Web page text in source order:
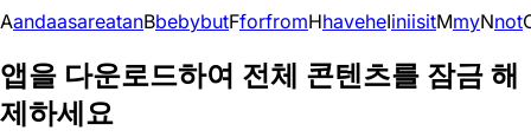
AandaasareatanBbebybutFforfromHhaveheIiniisitMmyNnot
앱을 다운로드하여 전체 콘텐츠를 잠금 해
제하세요